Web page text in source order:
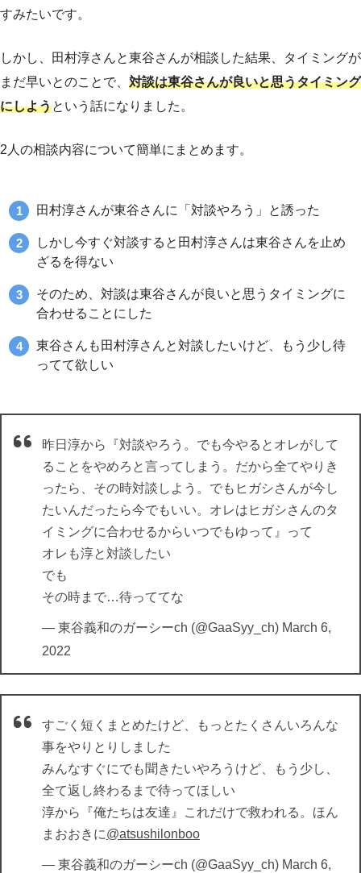
すみたいです。
しかし、田村淳さんと東谷さんが相談した結果、タイミングが
まだ早いとのことで、 対談は東谷さんが良いと思うタイミング
にしようという話になりました。
2人の相談内容について簡単にまとめます。
田村淳さんが東谷さんに「対談やろう」と誘った
しかし今すぐ対談すると田村淳さんは東谷さんを止め
ざるを得ない
そのため、対談は東谷さんが良いと思うタイミングに
合わせることにした
東谷さんも田村淳さんと対談したいけど、もう少し待
ってて欲しい
昨日淳から『対談やろう。でも今やるとオレがして
ることをやめろと言ってしまう。だから全てやりき
ったら、その時対談しよう。でもヒガシさんが今し
たいんだったら今でもいい。オレはヒガシさんのタ
イミングに合わせるからいつでもゆって』って
オレも淳と対談したい
でも
その時まで…待っててな
— 東谷義和のガーシーch (@GaaSyy_ch) March 6,
2022
すごく短くまとめたけど、もっとたくさんいろんな
事をやりとりしました
みんなすぐにでも聞きたいやろうけど、もう少し、
全て返し終わるまで待ってほしい
淳から『俺たちは友達』これだけで救われる。ほん
まおおきに@atsushilonboo
— 東谷義和のガーシーch (@GaaSyy_ch) March 6,